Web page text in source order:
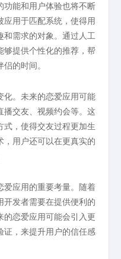
功能和用户体验也将不断
用于匹配系统，使得用
和需求的对象。通过人工
够提供个性化的推荐，帮
的时间。
化。未来的恋爱应用可能
播交友、视频约会等。这
，使得交友过程更加生
用户还可以在更真实的
应用的重要考量。随着
开发者需要在提供便利的
的恋爱应用可能会引入更
证，来提升用户的信任感